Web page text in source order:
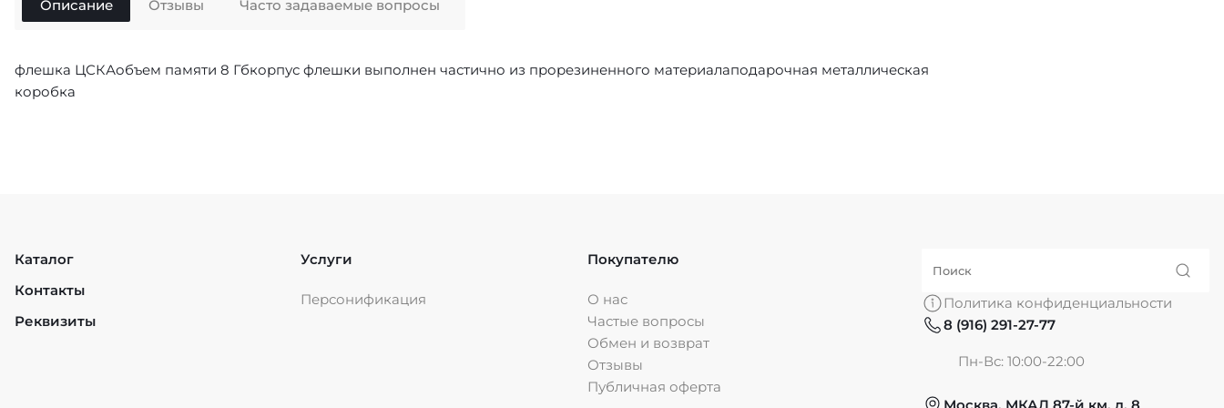
Описание
флешка ЦСКАобъем памяти 8 Гбкорпус флешки выполнен частично из прорезиненного материалаподарочная металлическая
коробка
Отзывы Часто задаваемые вопросы
Каталог
Контакты
Реквизиты
Услуги
Персонификация
Покупателю
О нас
Частые вопросы
Обмен и возврат
Отзывы
Публичная оферта
Политика конфиденциальности
8 (916) 291-27-77
Пн-Вс: 10:00-22:00